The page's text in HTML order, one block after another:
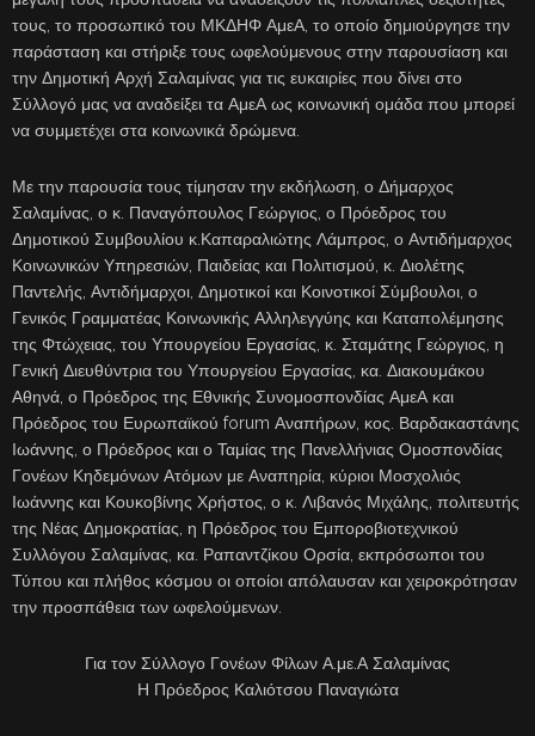
τους, το προσωπικό του ΜΚΔΗΦ ΑμεΑ, το οποίο δημιούργησε την
παράσταση και στήριξε τους ωφελούμενους στην παρουσίαση και
την Δημοτική Αρχή Σαλαμίνας για τις ευκαιρίες που δίνει στο
Σύλλογό μας να αναδείξει τα ΑμεΑ ως κοινωνική ομάδα που μπορεί
να συμμετέχει στα κοινωνικά δρώμενα.
Με την παρουσία τους τίμησαν την εκδήλωση, ο Δήμαρχος
Σαλαμίνας, ο κ. Παναγόπουλος Γεώργιος, ο Πρόεδρος του
Δημοτικού Συμβουλίου κ.Καπαραλιώτης Λάμπρος, ο Αντιδήμαρχος
Κοινωνικών Υπηρεσιών, Παιδείας και Πολιτισμού, κ. Διολέτης
Παντελής, Αντιδήμαρχοι, Δημοτικοί και Κοινοτικοί Σύμβουλοι, ο
Γενικός Γραμματέας Κοινωνικής Αλληλεγγύης και Καταπολέμησης
της Φτώχειας, του Υπουργείου Εργασίας, κ. Σταμάτης Γεώργιος, η
Γενική Διευθύντρια του Υπουργείου Εργασίας, κα. Διακουμάκου
Αθηνά, ο Πρόεδρος της Εθνικής Συνομοσπονδίας ΑμεΑ και
Πρόεδρος του Ευρωπαϊκού forum Αναπήρων, κος. Βαρδακαστάνης
Ιωάννης, ο Πρόεδρος και ο Ταμίας της Πανελλήνιας Ομοσπονδίας
Γονέων Κηδεμόνων Ατόμων με Αναπηρία, κύριοι Μοσχολιός
Ιωάννης και Κουκοβίνης Χρήστος, ο κ. Λιβανός Μιχάλης, πολιτευτής
της Νέας Δημοκρατίας, η Πρόεδρος του Εμποροβιοτεχνικού
Συλλόγου Σαλαμίνας, κα. Ραπαντζίκου Ορσία, εκπρόσωποι του
Τύπου και πλήθος κόσμου οι οποίοι απόλαυσαν και χειροκρότησαν
την προσπάθεια των ωφελούμενων.
Για τον Σύλλογο Γονέων Φίλων Α.με.Α Σαλαμίνας
Η Πρόεδρος Καλιότσου Παναγιώτα